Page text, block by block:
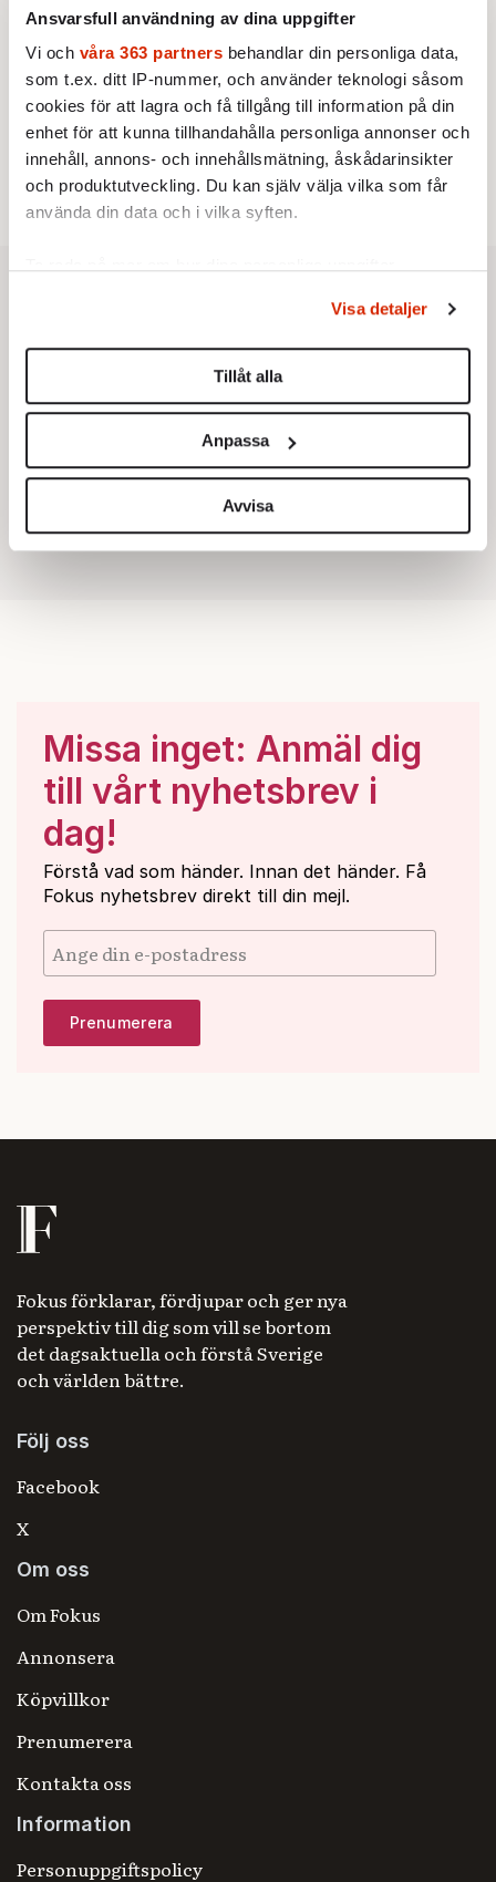
Ansvarsfull användning av dina uppgifter
Vi och våra 363 partners behandlar din personliga data,
som t.ex. ditt IP-nummer, och använder teknologi såsom
cookies för att lagra och få tillgång till information på din
enhet för att kunna tillhandahålla personliga annonser och
innehåll, annons- och innehållsmätning, åskådarinsikter
och produktutveckling. Du kan själv välja vilka som får
använda din data och i vilka syften.
Du kan ändra eller dra tillbaka ditt samtycke när som
helst från cookie-förklaringen.
Vi använder enhetsidentifierare för att anpassa innehållet
för sociala medier och analysera vår trafik. Vi
vidarebefordrar även sådana identifierare och annan
information från din enhet till de sociala medier och
annons- och analysföretag som vi samarbetar med.
Dessa kan i sin tur kombinera informationen med annan
Visa detaljer
Tillåt alla
Anpassa
Avvisa
4.Nina Lekander:På ”Kommunisthögskolan” drömde
alla om att vara arbetarklass
KRÖNIKA
5.Sakine Madon:Efter islamistdådet oroar sig
vänstern för Agnes Wold
KRÖNIKA
6.Frans Wachtmeister:Ja, AC är ett hot mot den
franska civilisationen
Missa inget: Anmäl dig
till vårt nyhetsbrev i
dag!
Förstå vad som händer. Innan det händer. Få
Fokus nyhetsbrev direkt till din mejl.
Fokus förklarar, fördjupar och ger nya
perspektiv till dig som vill se bortom
det dagsaktuella och förstå Sverige
och världen bättre.
Följ oss
Facebook
X
Om oss
Om Fokus
Annonsera
Köpvillkor
Prenumerera
Kontakta oss
Information
Personuppgiftspolicy